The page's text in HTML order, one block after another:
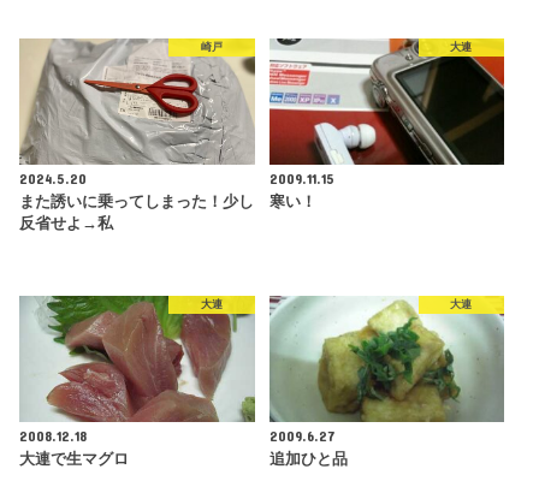
崎戸
2024.5.20
また誘いに乗ってしまった！少し
反省せよ→私
大連
2009.11.15
寒い！
大連
2008.12.18
大連で生マグロ
大連
2009.6.27
追加ひと品